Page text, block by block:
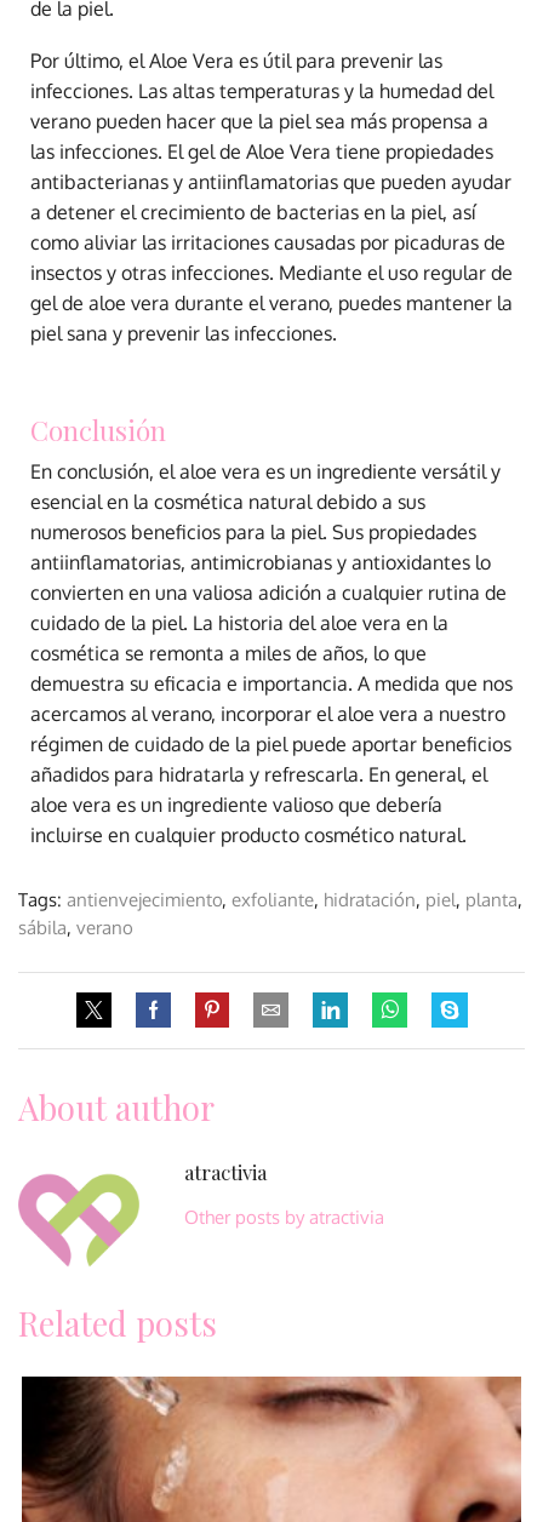
de la piel.
Por último, el Aloe Vera es útil para prevenir las
infecciones. Las altas temperaturas y la humedad del
verano pueden hacer que la piel sea más propensa a
las infecciones. El gel de Aloe Vera tiene propiedades
antibacterianas y antiinflamatorias que pueden ayudar
a detener el crecimiento de bacterias en la piel, así
como aliviar las irritaciones causadas por picaduras de
insectos y otras infecciones. Mediante el uso regular de
gel de aloe vera durante el verano, puedes mantener la
piel sana y prevenir las infecciones.
Conclusión
En conclusión, el aloe vera es un ingrediente versátil y
esencial en la cosmética natural debido a sus
numerosos beneficios para la piel. Sus propiedades
antiinflamatorias, antimicrobianas y antioxidantes lo
convierten en una valiosa adición a cualquier rutina de
cuidado de la piel. La historia del aloe vera en la
cosmética se remonta a miles de años, lo que
demuestra su eficacia e importancia. A medida que nos
acercamos al verano, incorporar el aloe vera a nuestro
régimen de cuidado de la piel puede aportar beneficios
añadidos para hidratarla y refrescarla. En general, el
aloe vera es un ingrediente valioso que debería
incluirse en cualquier producto cosmético natural.
Tags: antienvejecimiento, exfoliante, hidratación, piel, planta,
sábila, verano
About author
atractivia
Other posts by atractivia
Related posts